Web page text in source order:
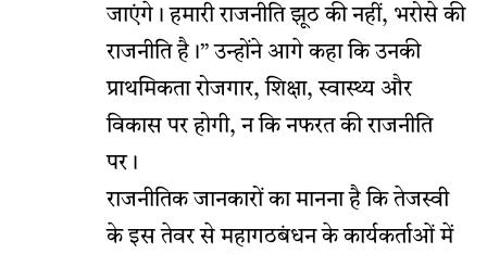
जाएंगे। हमारी राजनीति झूठ की नहीं, भरोसे की
राजनीति है।” उन्होंने आगे कहा कि उनकी
प्राथमिकता रोजगार, शिक्षा, स्वास्थ्य और
विकास पर होगी, न कि नफरत की राजनीति
पर।
राजनीतिक जानकारों का मानना है कि तेजस्वी
के इस तेवर से महागठबंधन के कार्यकर्ताओं में